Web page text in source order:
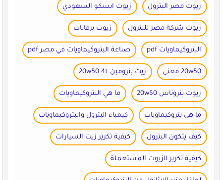
زيوت مصر البترول زيوت ابسكو السعودي
زيوت شركة مصر للبترول زيوت برفانات
البتروكيماويات pdf صناعة البتروكيماويات في مصر pdf
20w50 معنى زيت بترومين 20w50 4t
زيوت بتروناس 20w50 ما هي البتروكيماويات
ما هي بتروكيماويات كيمياء البترول والبتروكيماويات
كيف يتكون البترول كيفية تكرير زيت السيارات
كيفية تكرير الزيوت المستعملة